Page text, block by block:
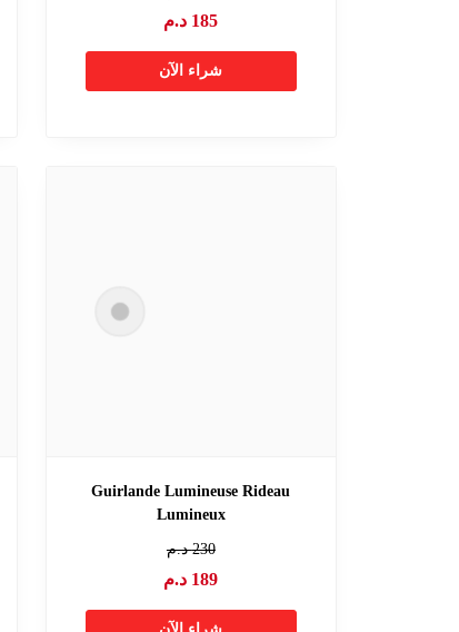
185 د.م
شراء الآن
Guirlande Lumineuse Rideau
Lumineux
230د.م
189 د.م